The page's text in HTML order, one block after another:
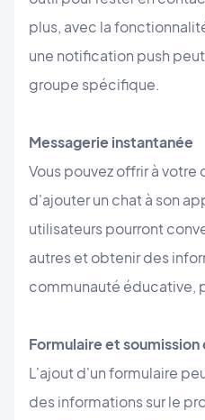
plus, avec la
une notification push
groupe spécifique.
Messagerie instantanée
Vous pouvez offrir à
d'ajouter un chat à son
utilisateurs pourront
autres et obtenir des
communauté éducative,
Formulaire et
L'ajout d'un formulaire
des informations sur le